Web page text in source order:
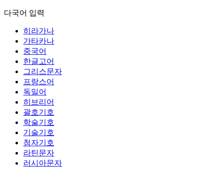
다국어 입력
히라가나
가타카나
중국어
한글고어
그리스문자
프랑스어
독일어
히브리어
괄호기호
학술기호
기술기호
첨자기호
라틴문자
러시아문자